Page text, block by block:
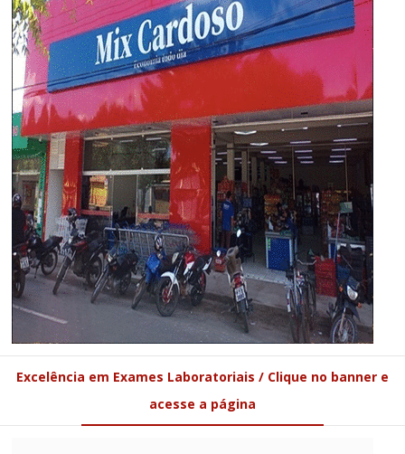
Excelência em Exames Laboratoriais / Clique no banner e
acesse a página